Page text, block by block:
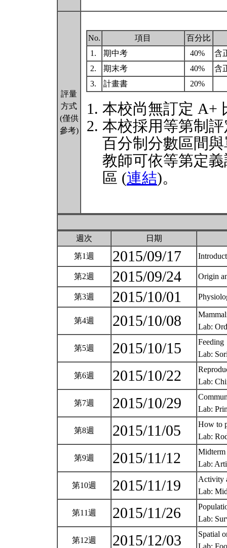
評量
方式
(僅供
參考)
No. 項目
百分比
1.
期中考 40%
含
2.
期末考 40%
含
3.
計畫書 20%
本校尚無訂定 A+
本校採用等第制
百分制分數區間
教師可依等第定
區 (連結)。
週次 日期
第1週 2015/09/17
第2週 2015/09/24 Origin
第3週 2015/10/01
第4週 2015/10/08
Lab:
第5週 2015/10/15
Feeding
Lab:
第6週 2015/10/22
Lab:
第7週 2015/10/29
Lab:
第8週 2015/11/05
How to
Lab:
第9週 2015/11/12
Midterm
Lab:
第10週 2015/11/19
Activity
Lab:
第11週 2015/11/26
Lab:
第12週 2015/12/03
Spatial
Lab: